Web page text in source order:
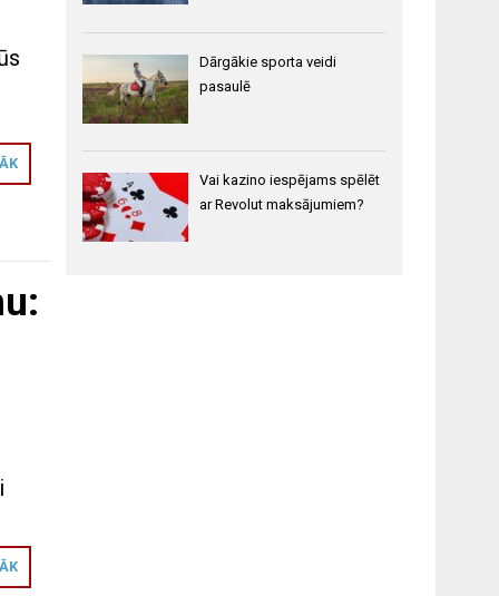
Dārgākie sporta veidi
pasaulē
Vai kazino iespējams spēlēt
ar Revolut maksājumiem?